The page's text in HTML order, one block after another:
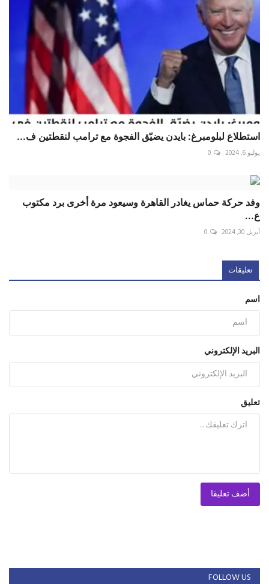
استطلاع لبلومبرغ: بايدن يضيّق الفجوة مع ترامب لنقطتين ف...
يوليو 6, 2024 0
وفد حركة حماس يغادر القاهرة وسيعود مرة أخرى برد مكتوب
ع...
أبريل 30, 2024 0
تعليقات
اسم
البريد الإلكتروني
تعليق
أضف تعليقا
FOLLOW US